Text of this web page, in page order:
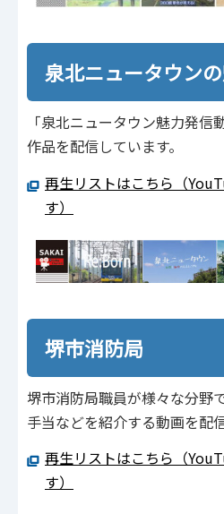
泉北ニュータウン
「泉北ニュータウン魅力発
作品を配信しています。
再生リストはこちら（
す）
堺市消防局
堺市消防局職員が様々な分野
手当などを紹介する動画を配
再生リストはこちら（
す）